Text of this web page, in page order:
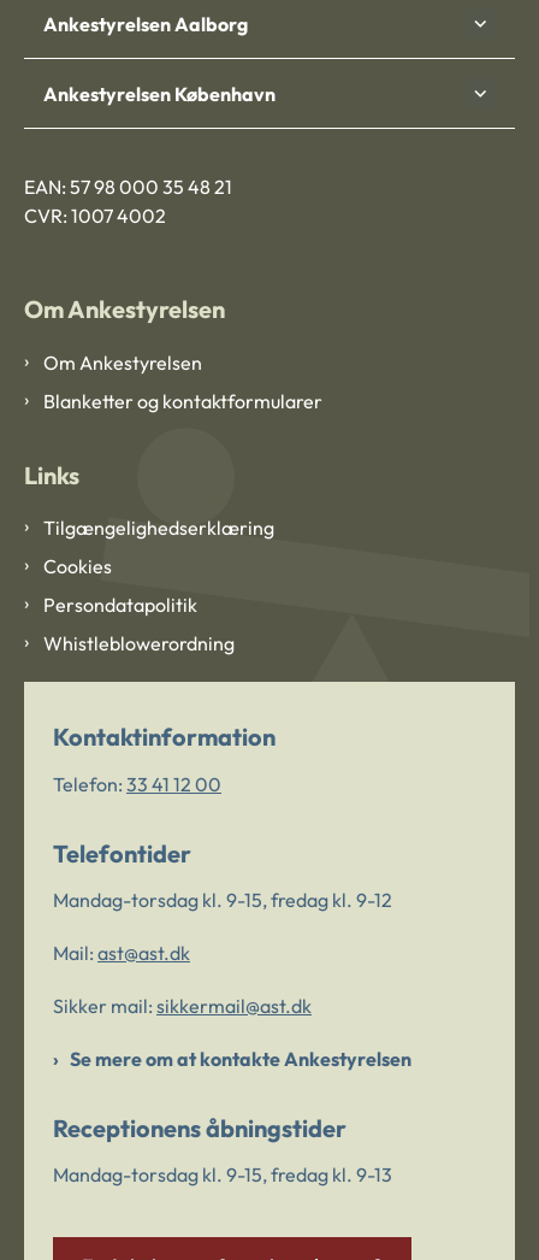
Ankestyrelsen Aalborg
Ankestyrelsen København
EAN: 57 98 000 35 48 21
CVR: 1007 4002
Om Ankestyrelsen
Om Ankestyrelsen
Blanketter og kontaktformularer
Links
Tilgængelighedserklæring
Cookies
Persondatapolitik
Whistleblowerordning
Kontaktinformation
Telefon: 33 41 12 00
Telefontider
Mandag-torsdag kl. 9-15, fredag kl. 9-12
Mail: ast@ast.dk
Sikker mail: sikkermail@ast.dk
Se mere om at kontakte Ankestyrelsen
Receptionens åbningstider
Mandag-torsdag kl. 9-15, fredag kl. 9-13